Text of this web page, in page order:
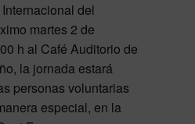
del
martes 2 de
h al Café Auditorio de
la jornada estará
personas voluntarias
especial, en la